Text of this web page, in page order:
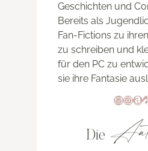
Geschichten und
Bereits als
Fan-Fictions zu
zu schreiben und
für den PC zu
sie ihre Fantasie
E-Mail
Die